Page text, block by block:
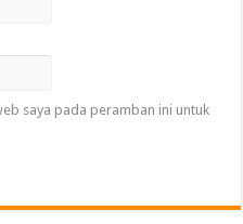
saya pada peramban ini untuk